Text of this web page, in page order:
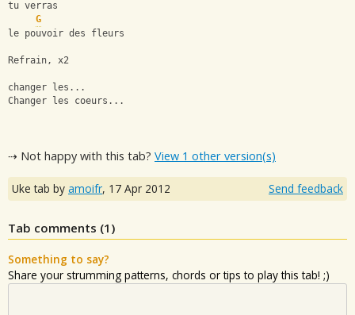
tu verras
G
le pouvoir des fleurs
Refrain, x2
changer les...
Changer les coeurs...
⇢ Not happy with this tab? View 1 other version(s)
Uke tab by amoifr, 17 Apr 2012 Send feedback
Tab comments (1 )
Something to say?
Share your strumming patterns, chords or tips to play this tab! ;)